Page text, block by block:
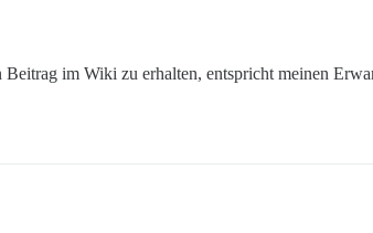
im Wiki zu erhalten, entspricht meinen